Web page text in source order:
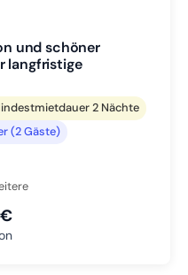
und schöner
langfristige
2 Nächte
(2 Gäste)